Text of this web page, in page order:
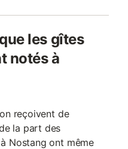
les gîtes
notés à
reçoivent de
la part des
Nostang ont même